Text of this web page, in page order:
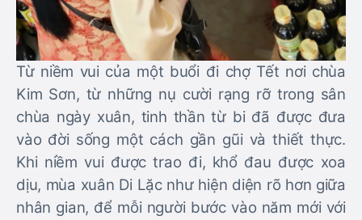
Từ niềm vui của một buổi đi chợ Tết nơi chùa
Kim Sơn, từ những nụ cười rạng rỡ trong sân
chùa ngày xuân, tinh thần từ bi đã được đưa
vào đời sống một cách gần gũi và thiết thực.
Khi niềm vui được trao đi, khổ đau được xoa
dịu, mùa xuân Di Lặc như hiện diện rõ hơn giữa
nhân gian, để mỗi người bước vào năm mới với